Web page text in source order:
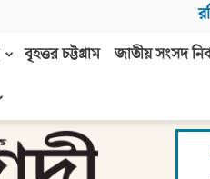
বৃহত্তর চট্টগ্রাম জাতীয় সংসদ